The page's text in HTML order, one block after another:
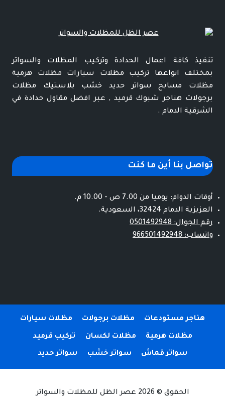
تنفيذ كافة اعمال الحدادة وتركيب المظلات والسواتر
بمختلف انواعها تركيب مظلات سيارات مظلات هرمية
مظلات مسابح سواتر حديد خشب بلاستيك مظلات
برجولات هناجر شبوك قرميد , عبر افضل مقاول حدادة في
الشرقية الدمام .
تواصل بنا أين ما كنت
أوقات الدوام: يوميا من 7.00 ص - 10.00 م.
العزيزية الدمام 32424، السعودية.
رقم الجوال: 0501492948
واتساب: 966501492948
هناجر مستودعات مظلات برجولات مظلات سيارات
مظلات هرمية مظلات لكسان تركيب قرميد
سواتر قماش سواتر خشب سواتر حديد
الحقوق © 2026 عصر الظل للمظلات والسواتر